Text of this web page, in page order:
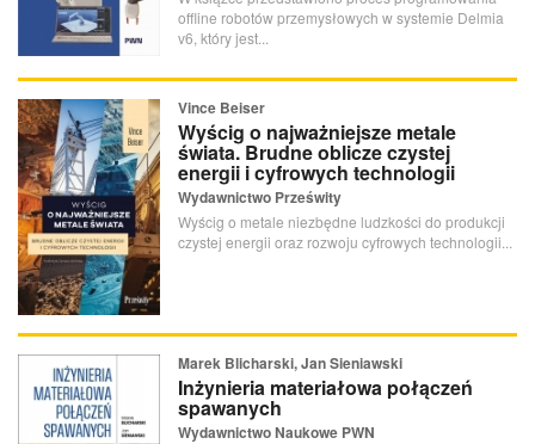
offline robotów przemysłowych w systemie Delmia
v6, który jest...
Vince Beiser
Wyścig o najważniejsze metale
świata. Brudne oblicze czystej
energii i cyfrowych technologii
Wydawnictwo Prześwity
Wyścig o metale niezbędne ludzkości do produkcji
czystej energii oraz rozwoju cyfrowych technologii...
Marek Blicharski, Jan Sieniawski
Inżynieria materiałowa połączeń
spawanych
Wydawnictwo Naukowe PWN